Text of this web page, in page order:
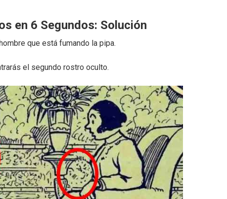
en 6 Segundos: Solución
que está fumando la pipa.
el segundo rostro oculto.